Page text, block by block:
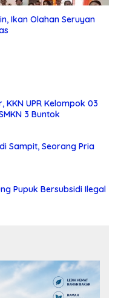
Ikan Olahan Seruyan
UPR Kelompok 03
3 Buntok
Sampit, Seorang Pria
Pupuk Bersubsidi Ilegal